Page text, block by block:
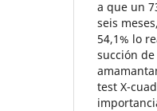
a que un
seis
54,1% lo
succión
test X-